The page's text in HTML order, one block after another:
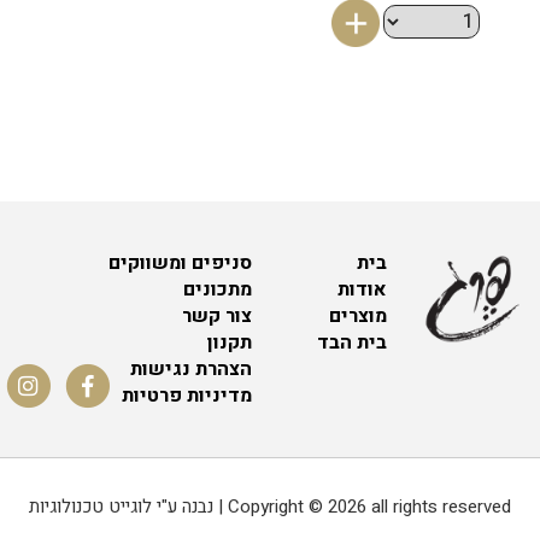
סניפים ומשווקים
מתכונים
צור קשר
תקנון
הצהרת נגישות
מדיניות פרטיות
בית
אודות
מוצרים
בית הבד
Copyright © 2026 all rights reserved | נבנה ע"י לוגייט טכנולוגיות